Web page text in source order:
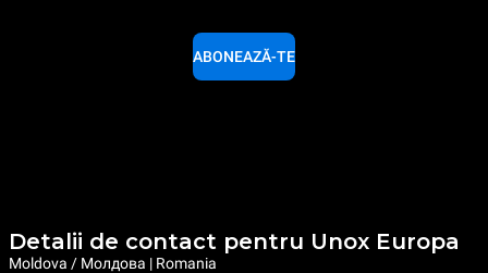
ABONEAZĂ-TE
Detalii de contact pentru Unox Europa
Moldova / Молдова | Romania